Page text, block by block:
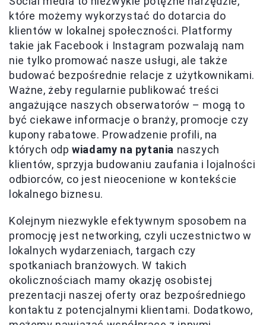
które możemy wykorzystać do dotarcia do
klientów w lokalnej społeczności. Platformy
takie jak Facebook i Instagram pozwalają nam
nie tylko promować nasze usługi, ale także
budować bezpośrednie relacje z użytkownikami.
Ważne, żeby regularnie publikować treści
angażujące naszych obserwatorów – mogą to
być ciekawe informacje o branży, promocje czy
kupony rabatowe. Prowadzenie profili, na
których odpwiadamy na pytania naszych
klientów, sprzyja budowaniu zaufania i lojalności
odbiorców, co jest nieocenione w kontekście
lokalnego biznesu.
Kolejnym niezwykle efektywnym sposobem na
promocję jest networking, czyli uczestnictwo w
lokalnych wydarzeniach, targach czy
spotkaniach branżowych. W takich
okolicznościach mamy okazję osobistej
prezentacji naszej oferty oraz bezpośredniego
kontaktu z potencjalnymi klientami. Dodatkowo,